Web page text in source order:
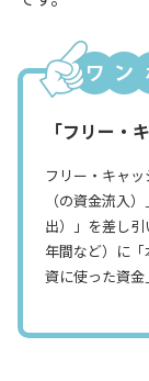
「フリー・
フリー・キャ
（の資金流入
出）」を差し
年間など）に
資に使った資金